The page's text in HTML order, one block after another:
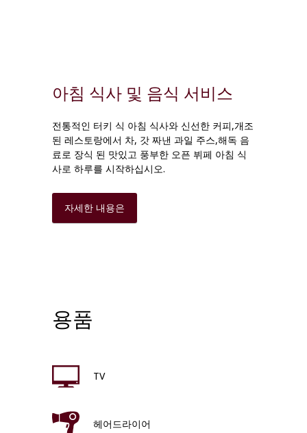
아침 식사 및 음식 서비스
전통적인 터키 식 아침 식사와 신선한 커피,개조
된 레스토랑에서 차, 갓 짜낸 과일 주스,해독 음
료로 장식 된 맛있고 풍부한 오픈 뷔페 아침 식
사로 하루를 시작하십시오.
자세한 내용은
용품
TV
헤어드라이어